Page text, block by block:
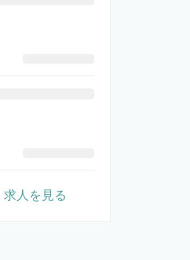
人を見る